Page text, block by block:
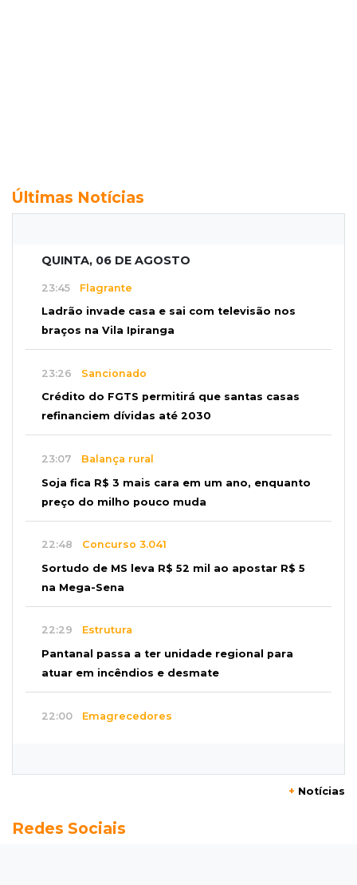
Últimas Notícias
QUINTA, 06 DE AGOSTO
23:45 Flagrante
Ladrão invade casa e sai com televisão nos
braços na Vila Ipiranga
23:26 Sancionado
Crédito do FGTS permitirá que santas casas
refinanciem dívidas até 2030
23:07 Balança rural
Soja fica R$ 3 mais cara em um ano, enquanto
preço do milho pouco muda
22:48 Concurso 3.041
Sortudo de MS leva R$ 52 mil ao apostar R$ 5
na Mega-Sena
22:29 Estrutura
Pantanal passa a ter unidade regional para
atuar em incêndios e desmate
22:00 Emagrecedores
Granizo danifica telhados e plantações
+ Notícias
Redes Sociais